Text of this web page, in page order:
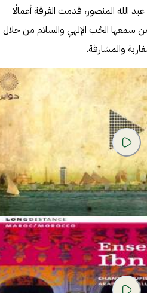
الله المنصور، قدمت الفرقة أعمالًا
سمعها الحُب الإلهي والسلام من خلال
والمشارقة.